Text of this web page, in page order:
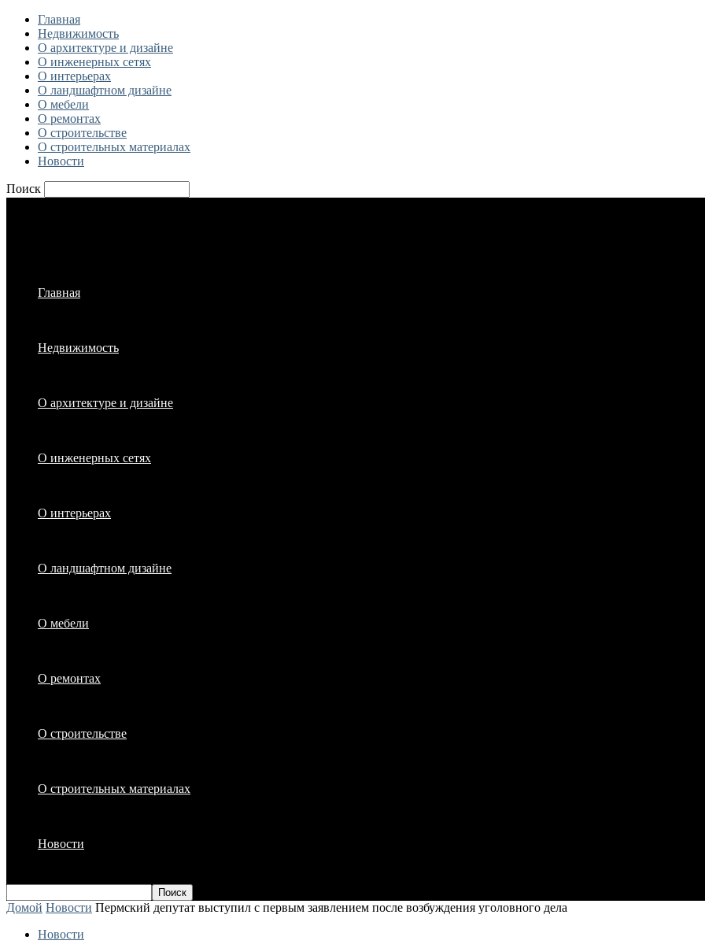
Главная
Недвижимость
О архитектуре и дизайне
О инженерных сетях
О интерьерах
О ландшафтном дизайне
О мебели
О ремонтах
О строительстве
О строительных материалах
Новости
Поиск
Главная
Недвижимость
О архитектуре и дизайне
О инженерных сетях
О интерьерах
О ландшафтном дизайне
О мебели
О ремонтах
О строительстве
О строительных материалах
Новости
Домой Новости Пермский депутат выступил с первым заявлением после возбуждения уголовного дела
Новости